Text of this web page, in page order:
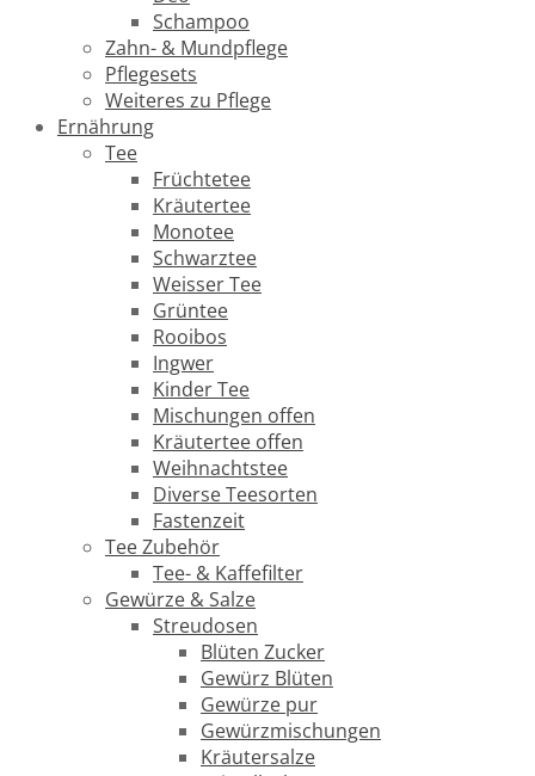
Schampoo
Zahn- & Mundpflege
Pflegesets
Weiteres zu Pflege
Ernährung
Tee
Früchtetee
Kräutertee
Monotee
Schwarztee
Weisser Tee
Grüntee
Rooibos
Ingwer
Kinder Tee
Mischungen offen
Kräutertee offen
Weihnachtstee
Diverse Teesorten
Fastenzeit
Tee Zubehör
Tee- & Kaffefilter
Gewürze & Salze
Streudosen
Blüten Zucker
Gewürz Blüten
Gewürze pur
Gewürzmischungen
Kräutersalze